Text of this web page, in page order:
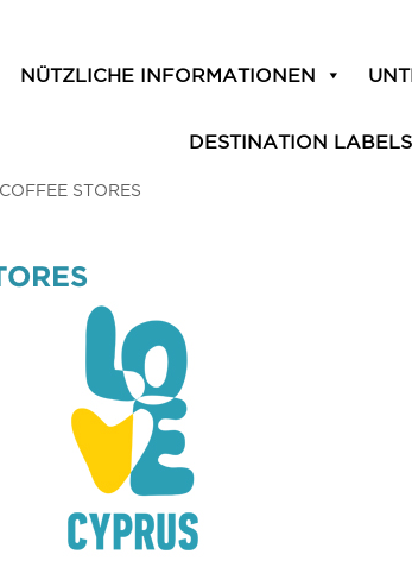
NÜTZLICHE INFORMATIONEN
DESTINATION LABELS
STORES